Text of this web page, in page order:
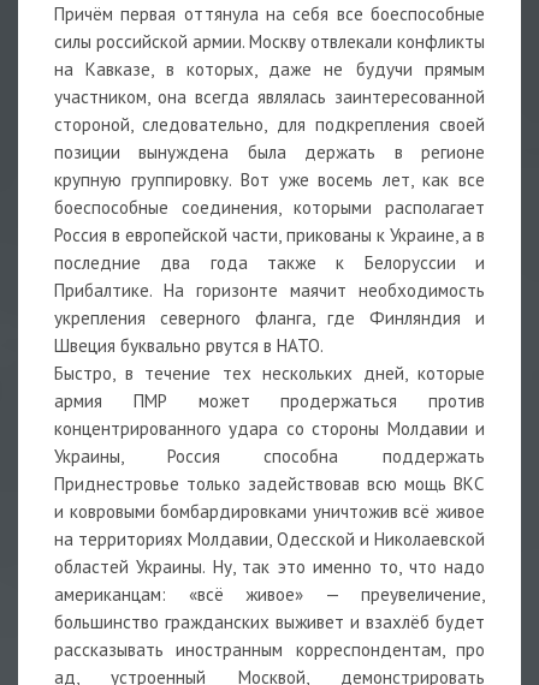
Причём первая оттянула на себя все боеспособные
силы российской армии. Москву отвлекали конфликты
на Кавказе, в которых, даже не будучи прямым
участником, она всегда являлась заинтересованной
стороной, следовательно, для подкрепления своей
позиции вынуждена была держать в регионе
крупную группировку. Вот уже восемь лет, как все
боеспособные соединения, которыми располагает
Россия в европейской части, прикованы к Украине, а в
последние два года также к Белоруссии и
Прибалтике. На горизонте маячит необходимость
укрепления северного фланга, где Финляндия и
Швеция буквально рвутся в НАТО.
Быстро, в течение тех нескольких дней, которые
армия ПМР может продержаться против
концентрированного удара со стороны Молдавии и
Украины, Россия способна поддержать
Приднестровье только задействовав всю мощь ВКС
и ковровыми бомбардировками уничтожив всё живое
на территориях Молдавии, Одесской и Николаевской
областей Украины. Ну, так это именно то, что надо
американцам: «всё живое» — преувеличение,
большинство гражданских выживет и взахлёб будет
рассказывать иностранным корреспондентам, про
ад, устроенный Москвой, демонстрировать